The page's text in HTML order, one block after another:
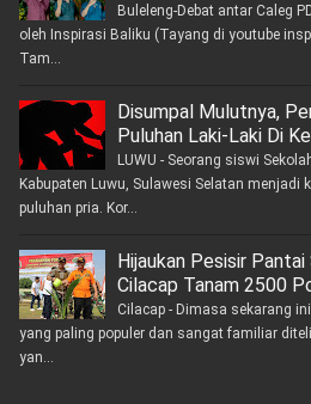
Buleleng-Debat antar Caleg
oleh Inspirasi Baliku (Tayang di youtube
Tam...
Disumpal Mulutnya,
Puluhan Laki-Laki Di
LUWU - Seorang siswi
Kabupaten Luwu, Sulawesi Selatan menjadi
puluhan pria. Kor...
Hijaukan Pesisir
Cilacap Tanam 2500
Cilacap - Dimasa sekarang
yang paling populer dan sangat familiar
yan...